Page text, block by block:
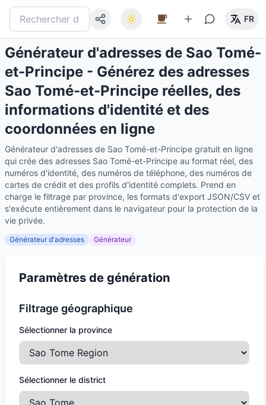
FR
Générateur d'adresses de Sao Tomé-
et-Principe - Générez des adresses
Sao Tomé-et-Principe réelles, des
informations d'identité et des
coordonnées en ligne
Générateur d'adresses de Sao Tomé-et-Principe gratuit en ligne
qui crée des adresses Sao Tomé-et-Principe au format réel, des
numéros d'identité, des numéros de téléphone, des numéros de
cartes de crédit et des profils d'identité complets. Prend en
charge le filtrage par province, les formats d'export JSON/CSV et
s'exécute entièrement dans le navigateur pour la protection de la
vie privée.
Générateur d'adresses Générateur
Paramètres de génération
Filtrage géographique
Sélectionner la province
Sélectionner le district